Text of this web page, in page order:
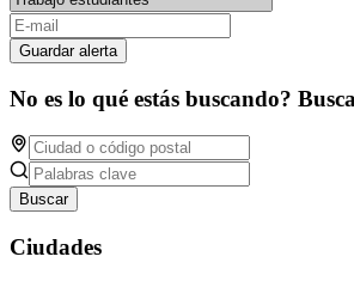
Guardar alerta
No es lo qué estás buscando?
Buscar
Ciudades